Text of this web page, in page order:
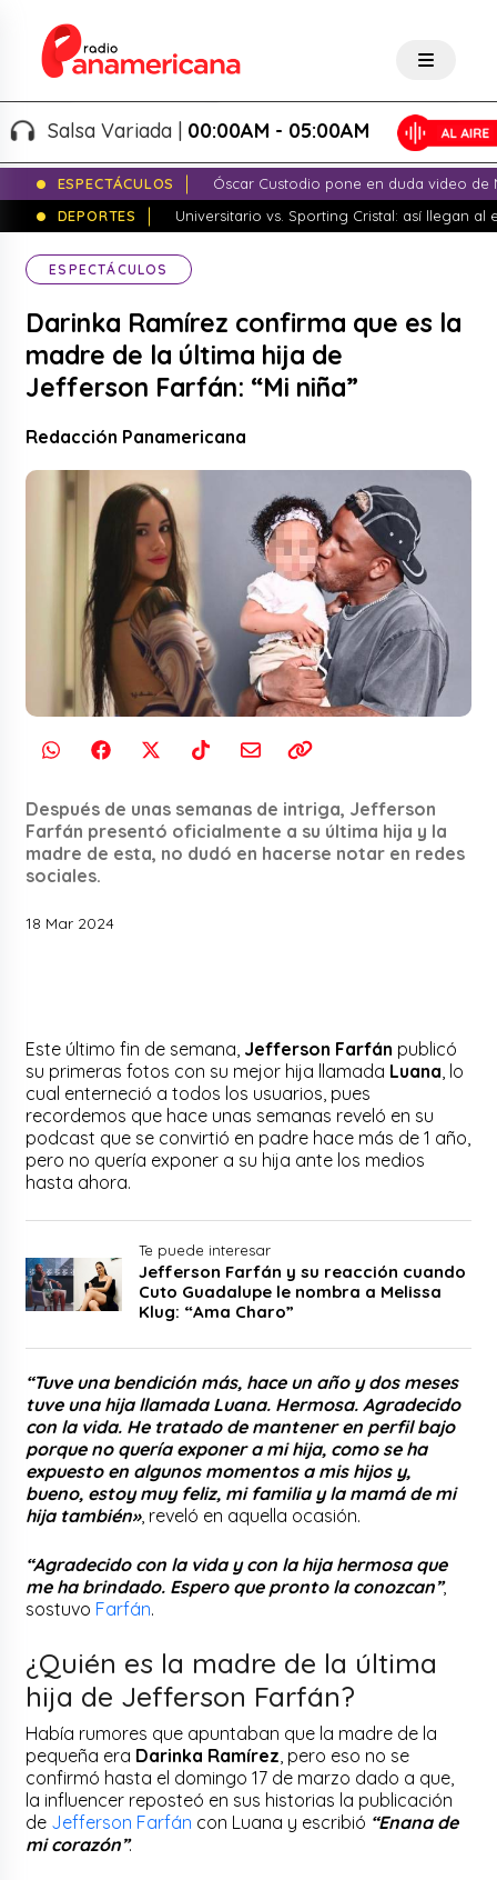
Salsa Variada |00:00AM - 05:00AM
ESPECTÁCULOS
Óscar Custodio pone en duda video de
DEPORTES
Universitario vs. Sporting Cristal: así llegan al
ESPECTÁCULOS
Darinka Ramírez confirma que es la
madre de la última hija de
Jefferson Farfán: “Mi niña”
Redacción Panamericana
Después de unas semanas de intriga, Jefferson
Farfán presentó oficialmente a su última hija y la
madre de esta, no dudó en hacerse notar en redes
sociales.
18 Mar 2024
Este último fin de semana, Jefferson Farfán publicó
su primeras fotos con su mejor hija llamada Luana , lo
cual enterneció a todos los usuarios, pues
recordemos que hace unas semanas reveló en su
podcast que se convirtió en padre hace más de 1 año,
pero no quería exponer a su hija ante los medios
hasta ahora.
Te puede interesar
Jefferson Farfán y su reacción cuando
Cuto Guadalupe le nombra a Melissa
Klug: “Ama Charo”
“Tuve una bendición más, hace un año y dos meses
tuve una hija llamada Luana. Hermosa. Agradecido
con la vida. He tratado de mantener en perfil bajo
porque no quería exponer a mi hija, como se ha
expuesto en algunos momentos a mis hijos y,
bueno, estoy muy feliz, mi familia y la mamá de mi
hija también», reveló en aquella ocasión.
“Agradecido con la vida y con la hija hermosa que
me ha brindado. Espero que pronto la conozcan”,
sostuvo Farfán.
¿Quién es la madre de la última
hija de Jefferson Farfán?
Había rumores que apuntaban que la madre de la
pequeña era Darinka Ramírez , pero eso no se
confirmó hasta el domingo 17 de marzo dado a que,
la influencer reposteó en sus historias la publicación
de Jefferson Farfán con Luana y escribió “Enana de
mi corazón”.